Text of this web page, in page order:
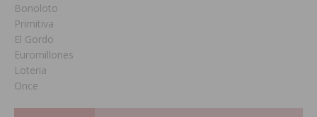
Bonoloto
Primitiva
El Gordo
Euromillones
Loteria
Once